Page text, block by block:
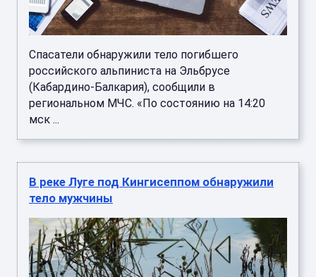
Спасатели обнаружили тело погибшего
российского альпиниста на Эльбрусе
(Кабардино-Балкария), сообщили в
региональном МЧС. «По состоянию на 14:20
мск ...
В реке Луге под Кингисеппом обнаружили
тело мужчины